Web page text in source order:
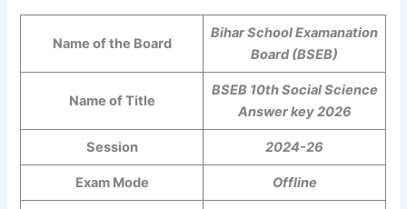
Name of the Board
Bihar School Examanation
Board (BSEB)
Name of Title
BSEB 10th Social Science
Answer key 2026
Session 2024-26
Exam Mode Offline